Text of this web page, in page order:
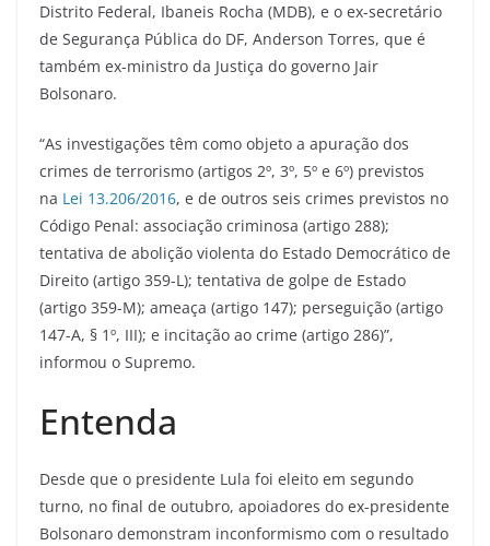
Distrito Federal, Ibaneis Rocha (MDB), e o ex-secretário
de Segurança Pública do DF, Anderson Torres, que é
também ex-ministro da Justiça do governo Jair
Bolsonaro.
“As investigações têm como objeto a apuração dos
crimes de terrorismo (artigos 2º, 3º, 5º e 6º) previstos
na Lei 13.206/2016, e de outros seis crimes previstos no
Código Penal: associação criminosa (artigo 288);
tentativa de abolição violenta do Estado Democrático de
Direito (artigo 359-L); tentativa de golpe de Estado
(artigo 359-M); ameaça (artigo 147); perseguição (artigo
147-A, § 1º, III); e incitação ao crime (artigo 286)”,
informou o Supremo.
Entenda
Desde que o presidente Lula foi eleito em segundo
turno, no final de outubro, apoiadores do ex-presidente
Bolsonaro demonstram inconformismo com o resultado